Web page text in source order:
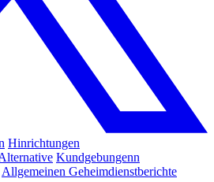
Hinrichtungen
Kundgebungenn
Allgemeinen Geheimdienstberichte